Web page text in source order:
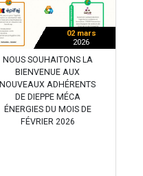
02 mars
2026
NOUS SOUHAITONS LA
BIENVENUE AUX
NOUVEAUX ADHÉRENTS
DE DIEPPE MÉCA
ÉNERGIES DU MOIS DE
FÉVRIER 2026